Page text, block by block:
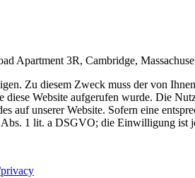
Apartment 3R, Cambridge,
Zu diesem Zweck muss der von
Website aufgerufen wurde. Die
auf unserer Website. Sofern eine
1 lit. a DSGVO; die Einwilligung ist